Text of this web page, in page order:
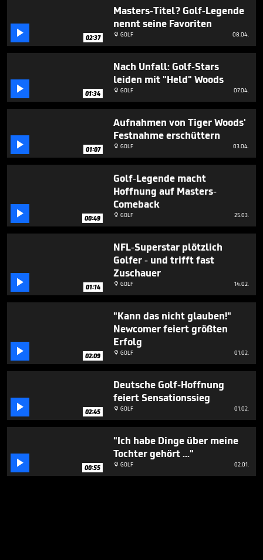
seconds
 02:37
Masters-Titel? Golf-Legende
nennt seine Favoriten
 GOLF 08.04.
 01:34
Nach Unfall: Golf-Stars
leiden mit "Held" Woods
 GOLF 07.04.
 01:07
Aufnahmen von Tiger Woods'
Festnahme erschüttern
 GOLF 03.04.
 00:49
Golf-Legende macht
Hoffnung auf Masters-
Comeback
 GOLF 25.03.
 01:14
NFL-Superstar plötzlich
Golfer - und trifft fast
Zuschauer
 GOLF 14.02.
 02:09
"Kann das nicht glauben!"
Newcomer feiert größten
Erfolg
 GOLF 01.02.
 02:45
Deutsche Golf-Hoffnung
feiert Sensationssieg
 GOLF 01.02.
 00:55
"Ich habe Dinge über meine
Tochter gehört ..."
 GOLF 02.01.